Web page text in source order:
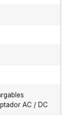
AC / DC